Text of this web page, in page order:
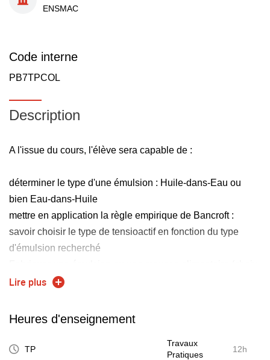
ENSMAC
Code interne
PB7TPCOL
Description
A l'issue du cours, l'élève sera capable de :
déterminer le type d'une émulsion : Huile-dans-Eau ou
bien Eau-dans-Huile
mettre en application la règle empirique de Bancroft :
savoir choisir le type de tensioactif en fonction du type
d'émulsion recherché
des ingrédients et process de fabrication)
par granulométrie laser et/ou microscopie optique.
Lire plus
Heures d'enseignement
TP
Travaux
Pratiques
12h